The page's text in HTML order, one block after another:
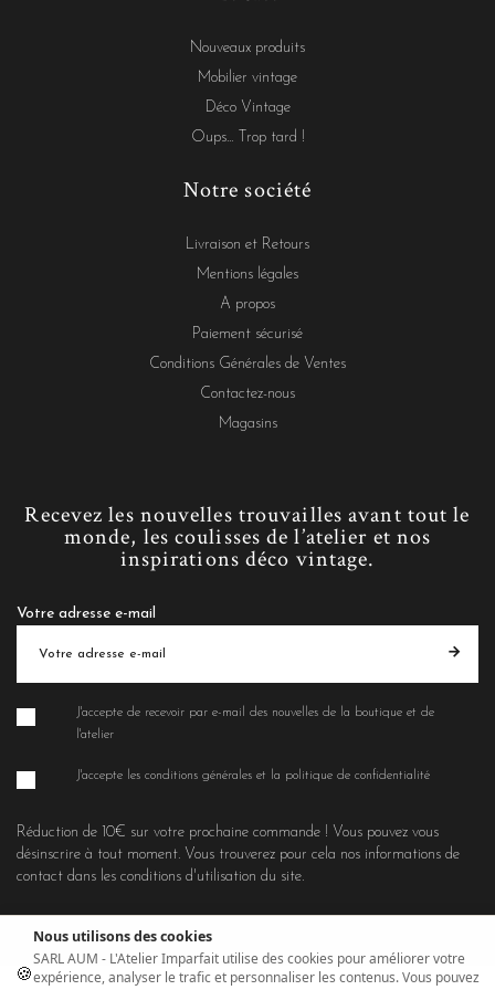
Nouveaux produits
Mobilier vintage
Déco Vintage
Oups... Trop tard !
Notre société
Livraison et Retours
Mentions légales
A propos
Paiement sécurisé
Conditions Générales de Ventes
Contactez-nous
Magasins
Recevez les nouvelles trouvailles avant tout le
monde, les coulisses de l’atelier et nos
inspirations déco vintage.
Votre adresse e-mail
J'accepte de recevoir par e-mail des nouvelles de la boutique et de
l'atelier
J'accepte les conditions générales et la politique de confidentialité
Réduction de 10€ sur votre prochaine commande ! Vous pouvez vous
désinscrire à tout moment. Vous trouverez pour cela nos informations de
contact dans les conditions d'utilisation du site.
🍪
Nous utilisons des cookies
SARL AUM - L'Atelier Imparfait utilise des cookies pour améliorer votre
expérience, analyser le trafic et personnaliser les contenus. Vous pouvez